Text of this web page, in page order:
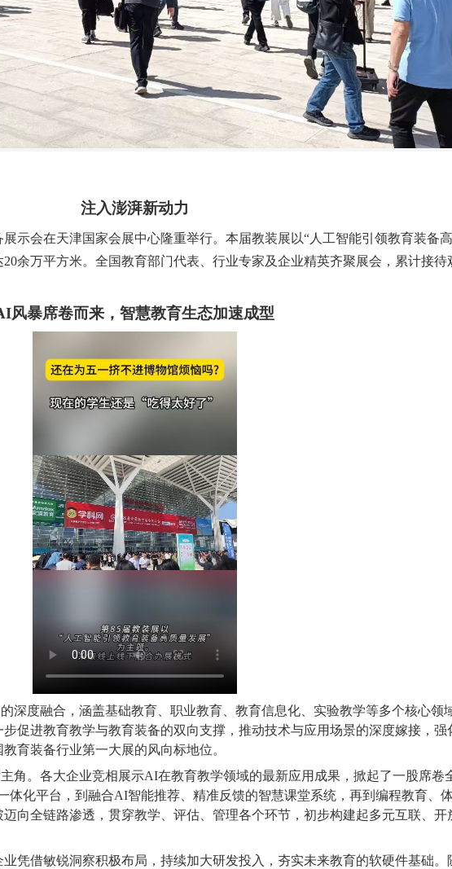
注入澎湃新动力
示会在天津国家会展中心隆重举行。本届教装展以“人工智能引领教育装备
余万平方米。全国教育部门代表、行业专家及企业精英齐聚展会，累计接待
风暴席卷而来，智慧教育生态加速成型
深度融合，涵盖基础教育、职业教育、教育信息化、实验教学等多个核心领
促进教育教学与教育装备的双向支撑，推动技术与应用场景的深度嫁接，强
育装备行业第一大展的风向标地位。
角。各大企业竞相展示AI在教育教学领域的最新应用成果，掀起了一股席卷
体化平台，到融合AI智能推荐、精准反馈的智慧课堂系统，再到编程教育、
向全链路渗透，贯穿教学、评估、管理各个环节，初步构建起多元互联、开
凭借敏锐洞察积极布局，持续加大研发投入，夯实未来教育的软硬件基础。